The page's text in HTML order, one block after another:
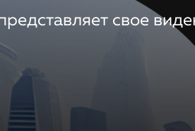
свое